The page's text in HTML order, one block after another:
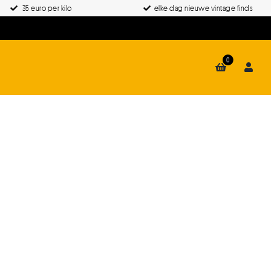
35 euro per kilo elke dag nieuwe vintage finds
0